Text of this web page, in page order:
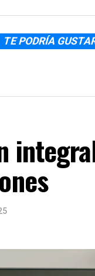
TE PODRÍA